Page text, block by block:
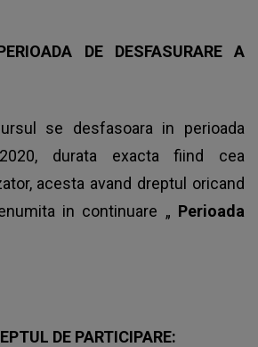
DE DESFASURARE A
se desfasoara in perioada
durata exacta fiind cea
acesta avand dreptul oricand
in continuare „ Perioada
DE PARTICIPARE: